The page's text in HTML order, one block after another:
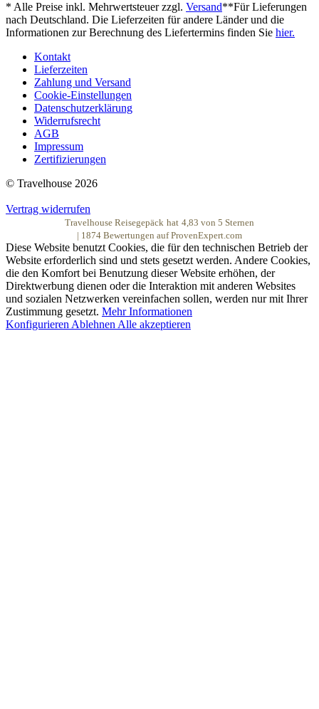
* Alle Preise inkl. Mehrwertsteuer zzgl. Versand**Für Lieferungen
nach Deutschland. Die Lieferzeiten für andere Länder und die
Informationen zur Berechnung des Liefertermins finden Sie hier.
Kontakt
Lieferzeiten
Zahlung und Versand
Cookie-Einstellungen
Datenschutzerklärung
Widerrufsrecht
AGB
Impressum
Zertifizierungen
© Travelhouse 2026
Vertrag widerrufen
Travelhouse Reisegepäck hat 4,83 von 5 Sternen
1874 Bewertungen auf ProvenExpert.com
Diese Website benutzt Cookies, die für den technischen Betrieb der
Website erforderlich sind und stets gesetzt werden. Andere Cookies,
die den Komfort bei Benutzung dieser Website erhöhen, der
Direktwerbung dienen oder die Interaktion mit anderen Websites
und sozialen Netzwerken vereinfachen sollen, werden nur mit Ihrer
Zustimmung gesetzt. Mehr Informationen
Konfigurieren Ablehnen Alle akzeptieren